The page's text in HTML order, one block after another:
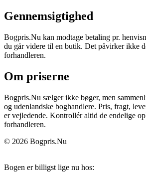
Gennemsigtighed
Bogpris.Nu kan modtage betaling pr.
du går videre til en butik. Det påvirker ikke
forhandleren.
Om priserne
Bogpris.Nu sælger ikke bøger, men
og udenlandske boghandlere. Pris, fragt,
er vejledende. Kontrollér altid de endelige
forhandleren.
© 2026 Bogpris.Nu
Bogen er billigst lige nu hos: